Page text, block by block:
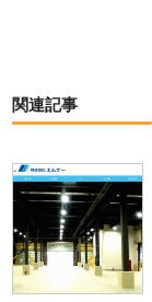
関連記事